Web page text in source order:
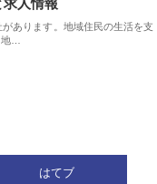
人情報
あります。地域住民の生活を支
…
はてブ